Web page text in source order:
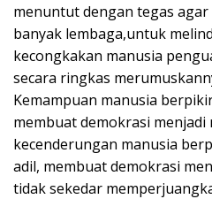
menuntut dengan tegas
banyak lembaga,untuk
kecongkakan manusia
secara ringkas
Kemampuan manusia
membuat demokrasi
kecenderungan manusia
adil, membuat demokrasi
tidak sekedar